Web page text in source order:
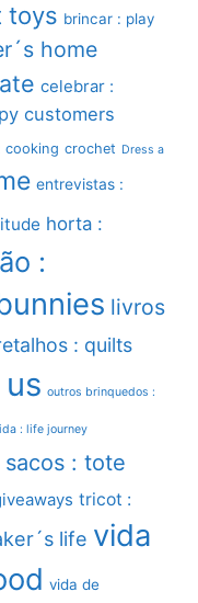
toys brincar : play
home
celebrar :
customers
cooking crochet Dress a
entrevistas :
horta :
:
livros
: quilts
outros brinquedos :
: life journey
sacos : tote
tricot :
life vida
vida de